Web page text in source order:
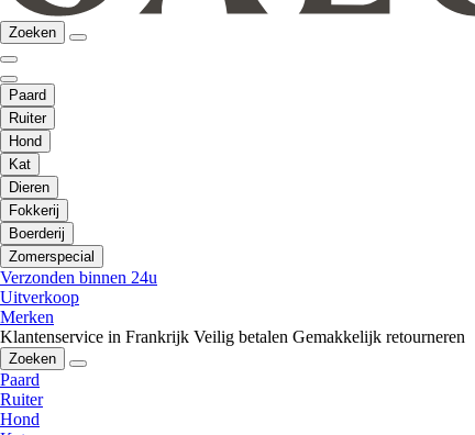
Zoeken
Paard
Ruiter
Hond
Kat
Dieren
Fokkerij
Boerderij
Zomerspecial
Verzonden binnen 24u
Uitverkoop
Merken
Klantenservice in Frankrijk Veilig betalen Gemakkelijk retourneren
Zoeken
Paard
Ruiter
Hond